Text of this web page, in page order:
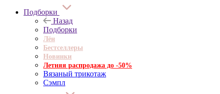
Подборки
Назад
Подборки
Лён
Бестселлеры
Новинки
Летняя распродажа до -50%
Вязаный трикотаж
Сэмпл